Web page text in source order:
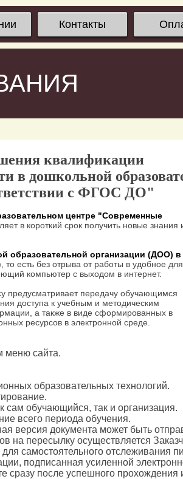
Контакты
квалификации
в дошкольной
с ФГОС ДО"
центре "Современные
в короткий срок получить новые знания
образовательной организации (ДОО) в
то есть без отрыва от работы в удобное для
компьютер с выходом в интернет.
предусматривает передачу обучающимся
доступа к учебным и методическим
а также в виде сформированных в
ресурсов в электронной среде.
меню сайта.
образовательных технологий.
сам обучающийся, так и организация.
всего периода обучения.
версия документа может быть
на пересылку осуществляется
самостоятельного отслеживания
подписанная усиленной
сразу после успешного прохождения